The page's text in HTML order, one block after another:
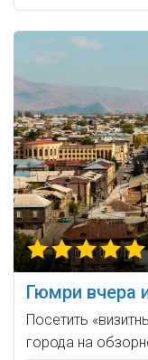
Гюмри вчера
Посетить
города на